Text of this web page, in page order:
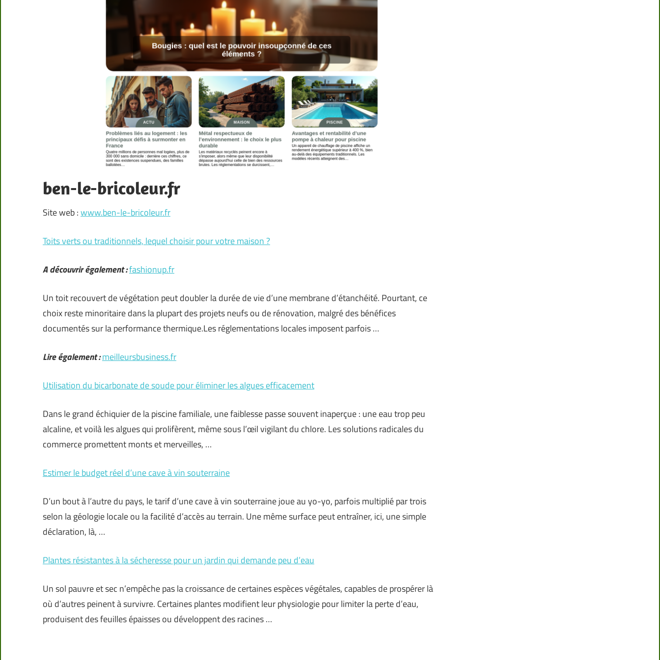
ben-le-bricoleur.fr
Site web :www.ben-le-bricoleur.fr
Toits verts ou traditionnels, lequel choisir pour votre maison ?
A découvrir également :fashionup.fr
Un toit recouvert de végétation peut doubler la durée de vie d’une membrane d’étanchéité. Pourtant, ce
choix reste minoritaire dans la plupart des projets neufs ou de rénovation, malgré des bénéfices
documentés sur la performance thermique.Les réglementations locales imposent parfois …
Lire également :meilleursbusiness.fr
Utilisation du bicarbonate de soude pour éliminer les algues efficacement
Dans le grand échiquier de la piscine familiale, une faiblesse passe souvent inaperçue : une eau trop peu
alcaline, et voilà les algues qui prolifèrent, même sous l’œil vigilant du chlore. Les solutions radicales du
commerce promettent monts et merveilles, …
Estimer le budget réel d’une cave à vin souterraine
D’un bout à l’autre du pays, le tarif d’une cave à vin souterraine joue au yo-yo, parfois multiplié par trois
selon la géologie locale ou la facilité d’accès au terrain. Une même surface peut entraîner, ici, une simple
déclaration, là, …
Plantes résistantes à la sécheresse pour un jardin qui demande peu d’eau
Un sol pauvre et sec n’empêche pas la croissance de certaines espèces végétales, capables de prospérer là
où d’autres peinent à survivre. Certaines plantes modifient leur physiologie pour limiter la perte d’eau,
produisent des feuilles épaisses ou développent des racines …